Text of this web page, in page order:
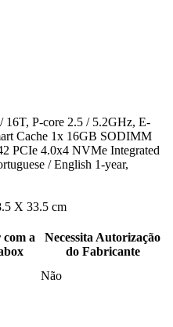
16T, P-core 2.5 / 5.2GHz, E-
Cache 1x 16GB SODIMM
PCIe 4.0x4 NVMe Integrated
/ English 1-year,
X 33.5 cm
a
Necessita Autorização
do Fabricante
Não